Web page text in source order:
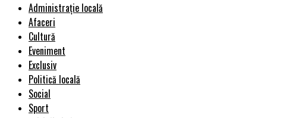
Administrație locală
Afaceri
Cultură
Eveniment
Exclusiv
Politică locală
Social
Sport